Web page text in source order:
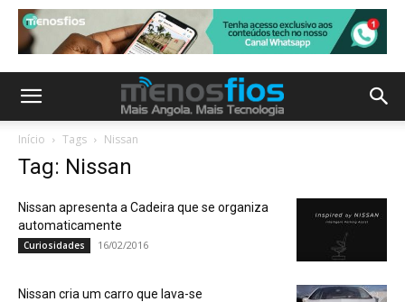
Início Tags Nissan
Tag: Nissan
Nissan apresenta a Cadeira que se organiza
automaticamente
Curiosidades 16/02/2016
Nissan cria um carro que lava-se